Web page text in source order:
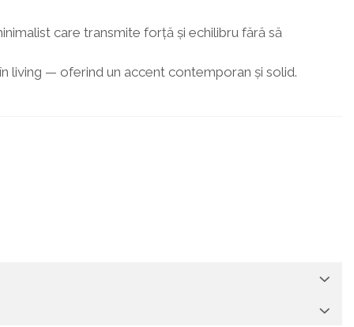
care transmite forță și echilibru fără să
living — oferind un accent contemporan și solid.